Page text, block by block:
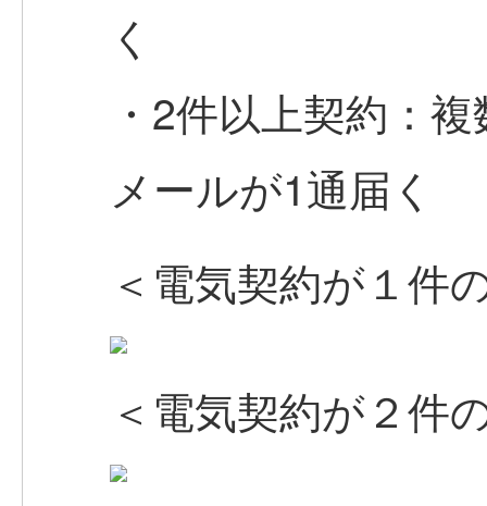
く
・2件以上契約：
メールが1通届く
＜電気契約が１件
＜電気契約が２件